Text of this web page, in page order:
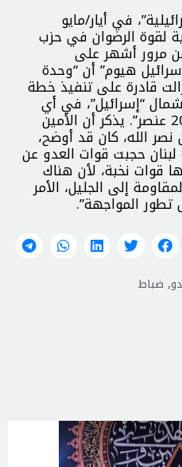
في أيار/مايو
لقوة الرضوان في حزب
مرور أشهر على
هيوم” أن “وحدة
زالت قادرة على تنفيذ خطة
“إسرائيل”، في أي
لحظة، إذا قررت ذلك، مع 200 عنصر”. يذكر أن الأمين
نصر الله، كان قد أوضح،
حجبت قوات العدو عن
قوات نخبة، لأن هناك
إلى الجليل، الأمر
المواجهة”.
, ضباط